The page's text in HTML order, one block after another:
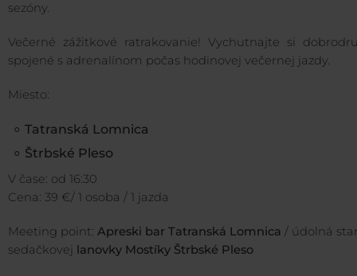
sezóny.
Večerné zážitkové ratrakovanie! Vychutnajte si
spojené s adrenalínom počas hodinovej večernej jazdy.
Miesto:
Tatranská Lomnica
Štrbské Pleso
V čase: od 16:30
Cena: 39 €/ 1 osoba / 1 jazda
Meeting point: Apreski bar Tatranská Lomnica / údolná
sedačkovej lanovky Mostíky Štrbské Pleso